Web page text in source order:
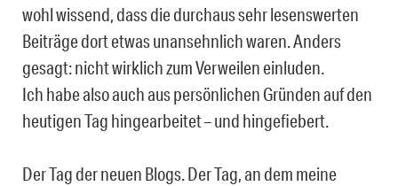
wohl wissend, dass die durchaus sehr lesenswerten
Beiträge dort etwas unansehnlich waren. Anders
gesagt: nicht wirklich zum Verweilen einluden.
Ich habe also auch aus persönlichen Gründen auf den
heutigen Tag hingearbeitet – und hingefiebert.
Der Tag der neuen Blogs. Der Tag, an dem meine